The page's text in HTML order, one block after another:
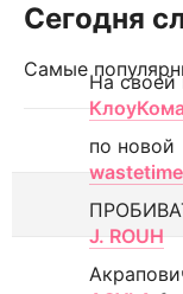
Сегодня
Самые
На своей
по новой
wastetime
J. ROUH